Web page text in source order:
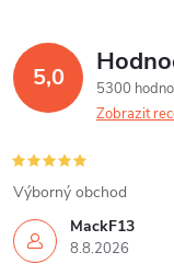
5,0
5300
Zobrazit
MackF13
8.8.2026
Výborný obchod